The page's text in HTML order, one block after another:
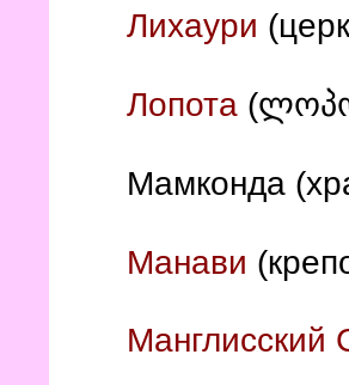
Лихаури
Лопота
Мамконда
Манави
Манглисский